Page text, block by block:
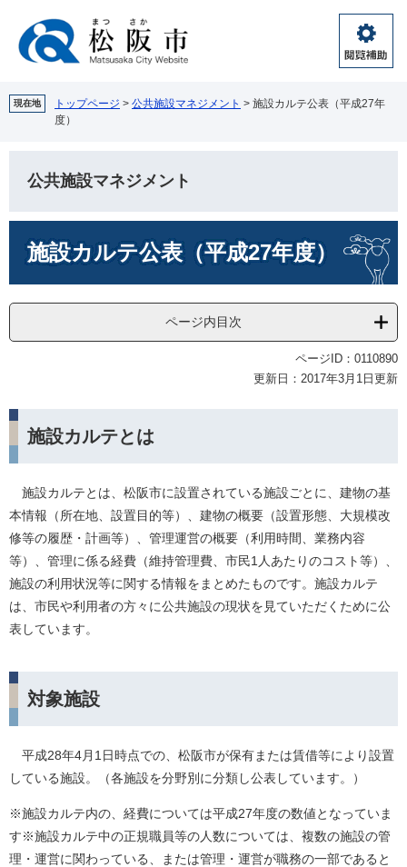
へ
閲
覧
助
現在地 トップページ > 公共施設マネジメント > 施設カルテ公表（平成27年
度）
公共施設マネジメント
施設カルテ公表（平成27年度）
ページ内目次
ページID：0110890
更新日：2017年3月1日更新
施設カルテとは
施設カルテとは、松阪市に設置されている施設ごとに、建物の基
本情報（所在地、設置目的等）、建物の概要（設置形態、大規模改
修等の履歴・計画等）、管理運営の概要（利用時間、業務内容
等）、管理に係る経費（維持管理費、市民1人あたりのコスト等）、
施設の利用状況等に関する情報をまとめたものです。施設カルテ
は、市民や利用者の方々に公共施設の現状を見ていただくために公
表しています。
対象施設
平成28年4月1日時点での、松阪市が保有または賃借等により設置
している施設。（各施設を分野別に分類し公表しています。）
※施設カルテ内の、経費については平成27年度の数値となっていま
す※施設カルテ中の正規職員等の人数については、複数の施設の管
理・運営に関わっている、または管理・運営が職務の一部であると